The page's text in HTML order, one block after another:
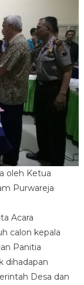
oleh Ketua
Purwareja
Acara
calon kepala
Panitia
dihadapan
Desa dan